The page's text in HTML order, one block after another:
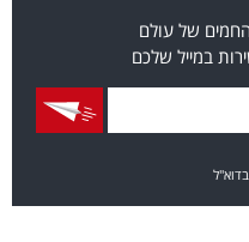
החמים של עולם
במייל שלכם